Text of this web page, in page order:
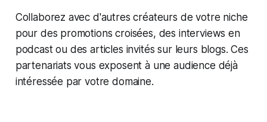
Collaborez avec d'autres créateurs de votre niche
pour des promotions croisées, des interviews en
podcast ou des articles invités sur leurs blogs. Ces
partenariats vous exposent à une audience déjà
intéressée par votre domaine.